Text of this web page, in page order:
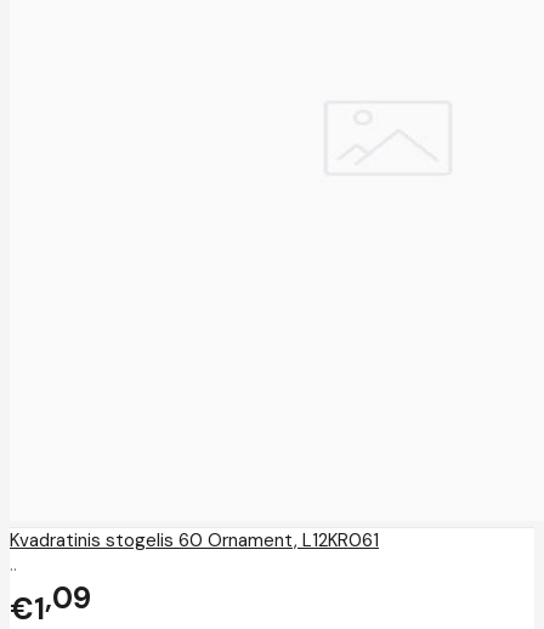
Kvadratinis stogelis 60 Ornament, L12KR061
..
€1 09